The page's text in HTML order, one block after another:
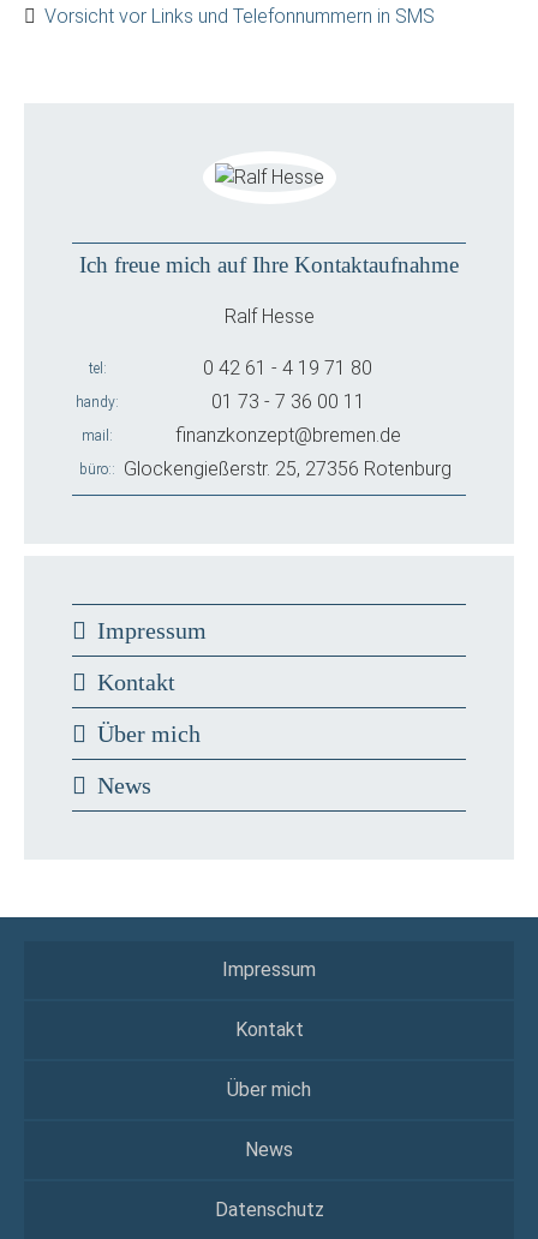
Vorsicht vor Links und Telefonnummern in SMS
Ich freue mich auf Ihre Kontaktaufnahme
Ralf Hesse
tel 0 42 61 - 4 19 71 80
handy 01 73 - 7 36 00 11
mail finanzkonzept@bremen.de
büro: Glockengießerstr. 25, 27356 Rotenburg
Impressum
Kontakt
Über mich
News
Impressum
Kontakt
Über mich
News
Datenschutz